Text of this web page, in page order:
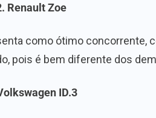
Renault Zoe
como ótimo
pois é bem diferente dos
ID.3